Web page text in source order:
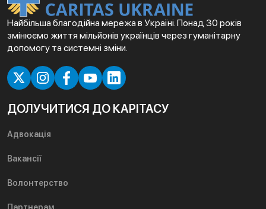
Найбільша благодійна мережа в Україні. Понад 30 років
змінюємо життя мільйонів українців через гуманітарну
допомогу та системні зміни.
ДОЛУЧИТИСЯ ДО КАРІТАСУ
Адвокація
Вакансії
Волонтерство